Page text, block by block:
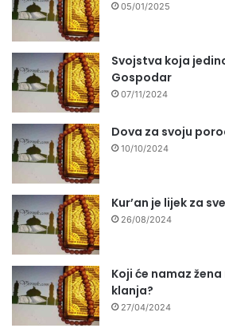
05/01/2025
Svojstva koja
Gospodar
07/11/2024
Dova za svoju
10/10/2024
Kur’an je lijek za
26/08/2024
Koji će namaz
klanja?
27/04/2024